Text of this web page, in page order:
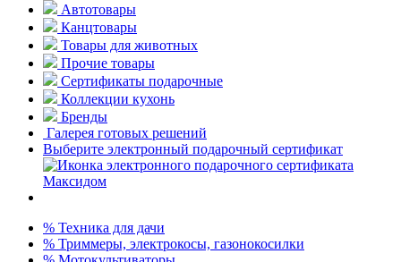
Автотовары
Канцтовары
Товары для животных
Прочие товары
Сертификаты подарочные
Коллекции кухонь
Бренды
Галерея готовых решений
Выберите электронный подарочный сертификат
% Техника для дачи
% Триммеры, электрокосы, газонокосилки